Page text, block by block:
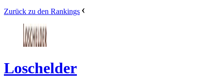
Zurück zu den Rankings
Loschelder